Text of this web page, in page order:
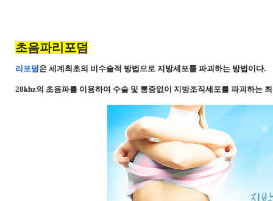
초음파리포덤
리포덤 은 세계최초의 비수술적 방법으로 지방세포를 파괴하는 방법이다.
28khz의 초음파를 이용하여 수술 및 통증없이 지방조직세포를 파괴하는